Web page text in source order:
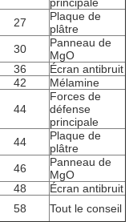
27
Plaque de
plâtre
30
Panneau de
MgO
36 Écran antibruit
42 Mélamine
44
Forces de
défense
principale
44
Plaque de
plâtre
46
Panneau de
MgO
48
Écran antibruit
58 Tout le conseil